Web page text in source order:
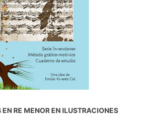
RE MENOR EN ILUSTRACIONES